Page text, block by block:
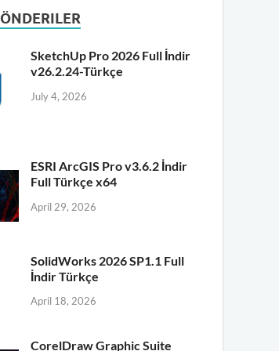
SketchUp Pro 2026 Full İndir
v26.2.24-Türkçe
July 4, 2026
ESRI ArcGIS Pro v3.6.2 İndir
Full Türkçe x64
April 29, 2026
SolidWorks 2026 SP1.1 Full
İndir Türkçe
April 18, 2026
CorelDraw Graphic Suite